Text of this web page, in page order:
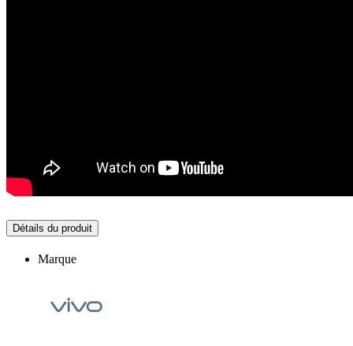
Détails du produit
Marque